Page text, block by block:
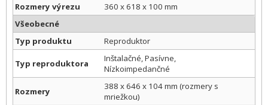
Rozmery výrezu
360 x 618 x 100 mm
Všeobecné
Typ produktu
Reproduktor
Typ reproduktora
Inštalačné, Pasívne,
Nízkoimpedančné
Rozmery
388 x 646 x 104 mm (rozmery s
mriežkou)